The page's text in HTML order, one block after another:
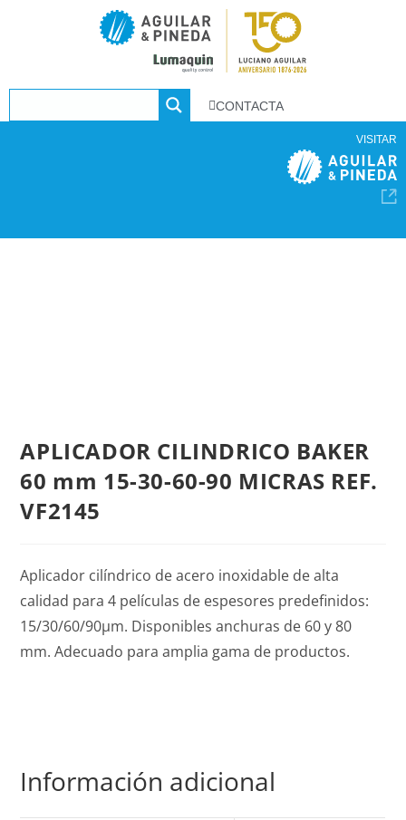
CONTACTA
VISITAR
APLICADOR CILINDRICO BAKER
60 mm 15-30-60-90 MICRAS REF.
VF2145
Aplicador cilíndrico de acero inoxidable de alta
calidad para 4 películas de espesores predefinidos:
15/30/60/90µm. Disponibles anchuras de 60 y 80
mm. Adecuado para amplia gama de productos.
Información adicional